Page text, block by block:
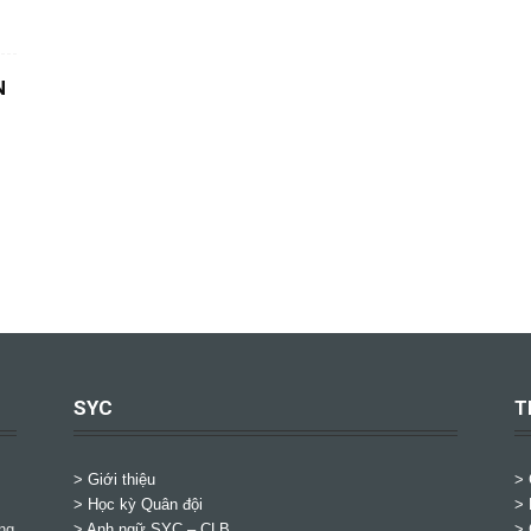
SYC
> Giới thiệu
> Học kỳ Quân đội
>
>